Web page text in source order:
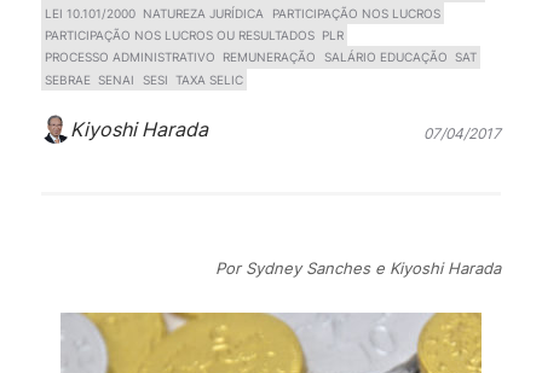
LEI 10.101/2000
NATUREZA JURÍDICA
PARTICIPAÇÃO NOS LUCROS
PARTICIPAÇÃO NOS LUCROS OU RESULTADOS
PLR
PROCESSO ADMINISTRATIVO
REMUNERAÇÃO SALÁRIO EDUCAÇÃO SAT
SEBRAE SENAI SESI TAXA SELIC
Kiyoshi Harada 07/04/2017
Por Sydney Sanches e Kiyoshi Harada